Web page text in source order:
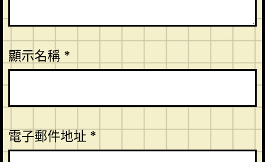
顯示名稱 *
電子郵件地址 *